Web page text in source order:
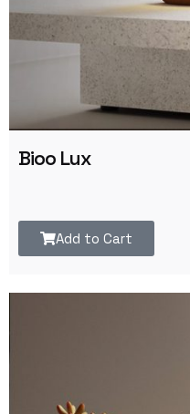
Bioo Lux
Add to Cart